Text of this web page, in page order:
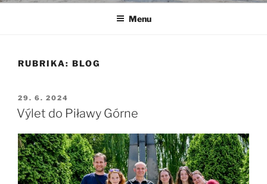
Menu
RUBRIKA: BLOG
PUBLIKOVÁNO
29. 6. 2024
Výlet do Piławy Górne